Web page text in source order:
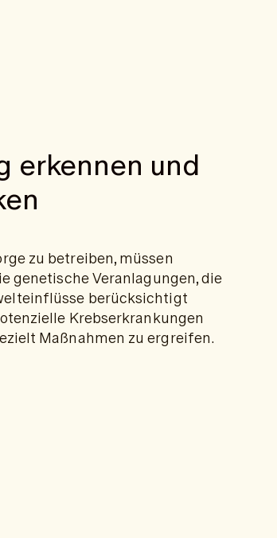
erkennen und
zu betreiben, müssen
genetische Veranlagungen, die
berücksichtigt
Krebserkrankungen
Maßnahmen zu ergreifen.